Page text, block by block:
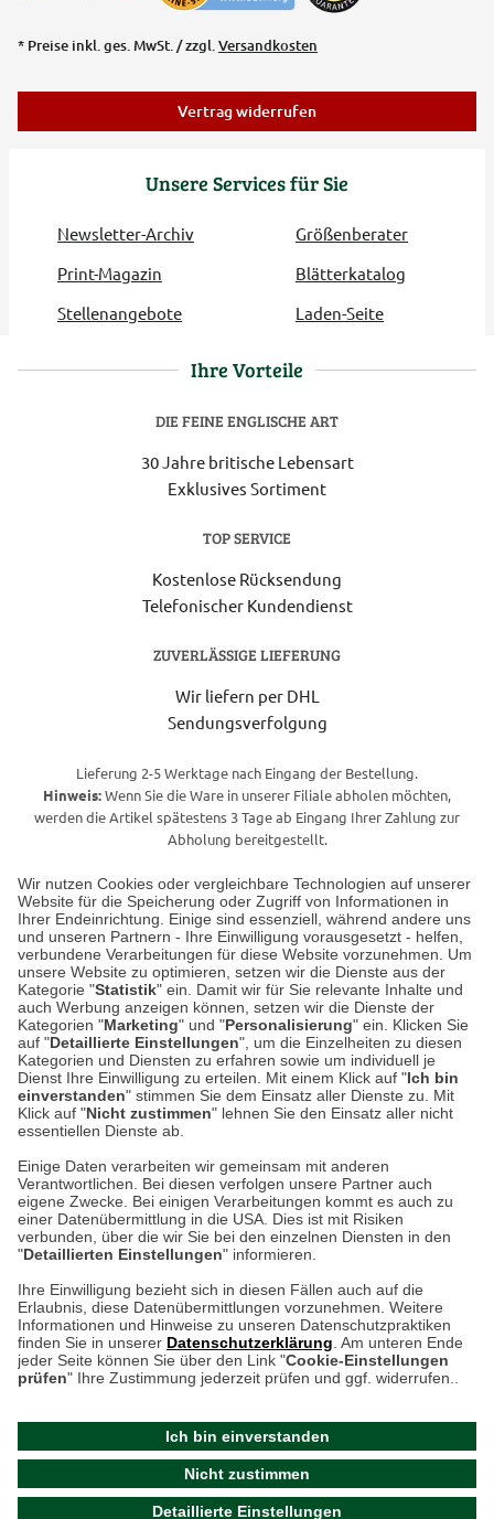
Wir nutzen Cookies oder vergleichbare Technologien auf unserer
Website für die Speicherung oder Zugriff von Informationen in
Ihrer Endeinrichtung. Einige sind essenziell, während andere uns
und unseren Partnern - Ihre Einwilligung vorausgesetzt - helfen,
verbundene Verarbeitungen für diese Website vorzunehmen. Um
unsere Website zu optimieren, setzen wir die Dienste aus der
Kategorie "Statistik" ein. Damit wir für Sie relevante Inhalte und
auch Werbung anzeigen können, setzen wir die Dienste der
Kategorien "Marketing" und "Personalisierung" ein. Klicken Sie
auf "Detaillierte Einstellungen", um die Einzelheiten zu diesen
Kategorien und Diensten zu erfahren sowie um individuell je
Dienst Ihre Einwilligung zu erteilen. Mit einem Klick auf "Ich bin
einverstanden" stimmen Sie dem Einsatz aller Dienste zu. Mit
Klick auf "Nicht zustimmen" lehnen Sie den Einsatz aller nicht
essentiellen Dienste ab.
Einige Daten verarbeiten wir gemeinsam mit anderen
Verantwortlichen. Bei diesen verfolgen unsere Partner auch
eigene Zwecke. Bei einigen Verarbeitungen kommt es auch zu
einer Datenübermittlung in die USA. Dies ist mit Risiken
verbunden, über die wir Sie bei den einzelnen Diensten in den
"Detaillierten Einstellungen" informieren.
Ihre Einwilligung bezieht sich in diesen Fällen auch auf die
Erlaubnis, diese Datenübermittlungen vorzunehmen. Weitere
Informationen und Hinweise zu unseren Datenschutzpraktiken
finden Sie in unserer Datenschutzerklärung . Am unteren Ende
jeder Seite können Sie über den Link "Cookie-Einstellungen
prüfen" Ihre Zustimmung jederzeit prüfen und ggf. widerrufen..
Ich bin einverstanden
Nicht zustimmen
Detaillierte Einstellungen
Unsere Services für Sie
Newsletter-Archiv
Größenberater
Print-Magazin
Blätterkatalog
Stellenangebote
Laden-Seite
* Preise inkl. ges. MwSt. / zzgl. Versandkosten
Vertrag widerrufen
Ihre Vorteile
DIE FEINE ENGLISCHE ART
30 Jahre britische Lebensart
Exklusives Sortiment
TOP SERVICE
Kostenlose Rücksendung
Telefonischer Kundendienst
ZUVERLÄSSIGE LIEFERUNG
Wir liefern per DHL
Sendungsverfolgung
Lieferung 2-5 Werktage nach Eingang der Bestellung.
Hinweis:Wenn Sie die Ware in unserer Filiale abholen möchten,
werden die Artikel spätestens 3 Tage ab Eingang Ihrer Zahlung zur
Abholung bereitgestellt.
Unser Geschäft in Meckenheim
Auf dem Steinbüchel 6
53340 Meckenheim
Montag bis Samstag 9:00 Uhr bis 18:00 Uhr
weitere Information
Hier finden Sie uns im Netz
Kontakt
Umwelt und Entsorgung
Zur Echtheit von Bewertungen
Hinweisgeber-Schutzgesetz
Barrierefreiheit unserer Website
am 07.08.2026 um 15:17
2024 THE BRITISH SHOP
Versandhandel GmbH & Co. KG
Cookie-Einstellungen in Ihrem Browser
ACHTUNG!
Ihr Browser speichert aktuell keine Cookies!
Leider können Sie in diesem Fall unseren Online-Shop
Bitte stellen Sie sicher, dass Ihr Browser unsere funktionalen
Cookies für die Dauer Ihres Besuchs auf unserer Website